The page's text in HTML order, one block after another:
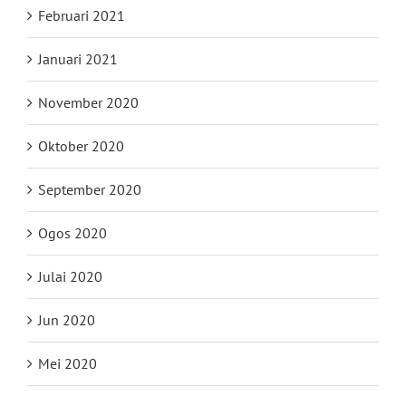
Februari 2021
Januari 2021
November 2020
Oktober 2020
September 2020
Ogos 2020
Julai 2020
Jun 2020
Mei 2020